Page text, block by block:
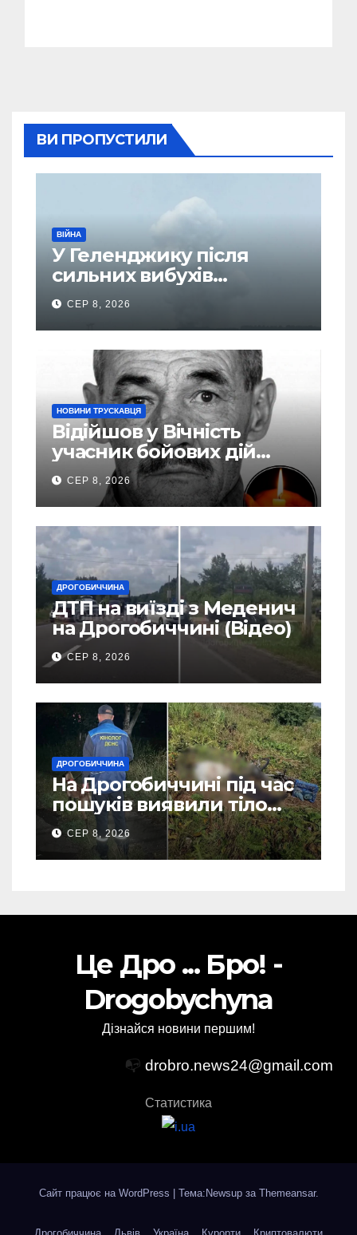
ВИ ПРОПУСТИЛИ
ВІЙНА
У Геленджику після
сильних вибухів
почалася масова
евакуація
СЕР 8, 2026
НОВИНИ ТРУСКАВЦЯ
Відійшов у Вічність
учасник бойових дій
Василь Іваникович зі
Станилі
СЕР 8, 2026
ДРОГОБИЧЧИНА
ДТП на виїзді з Меденич
на Дрогобиччині (Відео)
СЕР 8, 2026
ДРОГОБИЧЧИНА
На Дрогобиччині під час
пошуків виявили тіло
зниклого чоловіка (Фото)
СЕР 8, 2026
Це Дро ... Бро! -
Drogobychyna
Дізнайся новини першим!
📭 drobro.news24@gmail.com
Статистика
Сайт працює на WordPress Тема:Newsup за Themeansar.